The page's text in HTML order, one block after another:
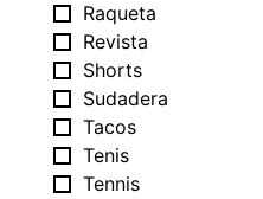
Raqueta
Revista
Shorts
Sudadera
Tacos
Tenis
Tennis